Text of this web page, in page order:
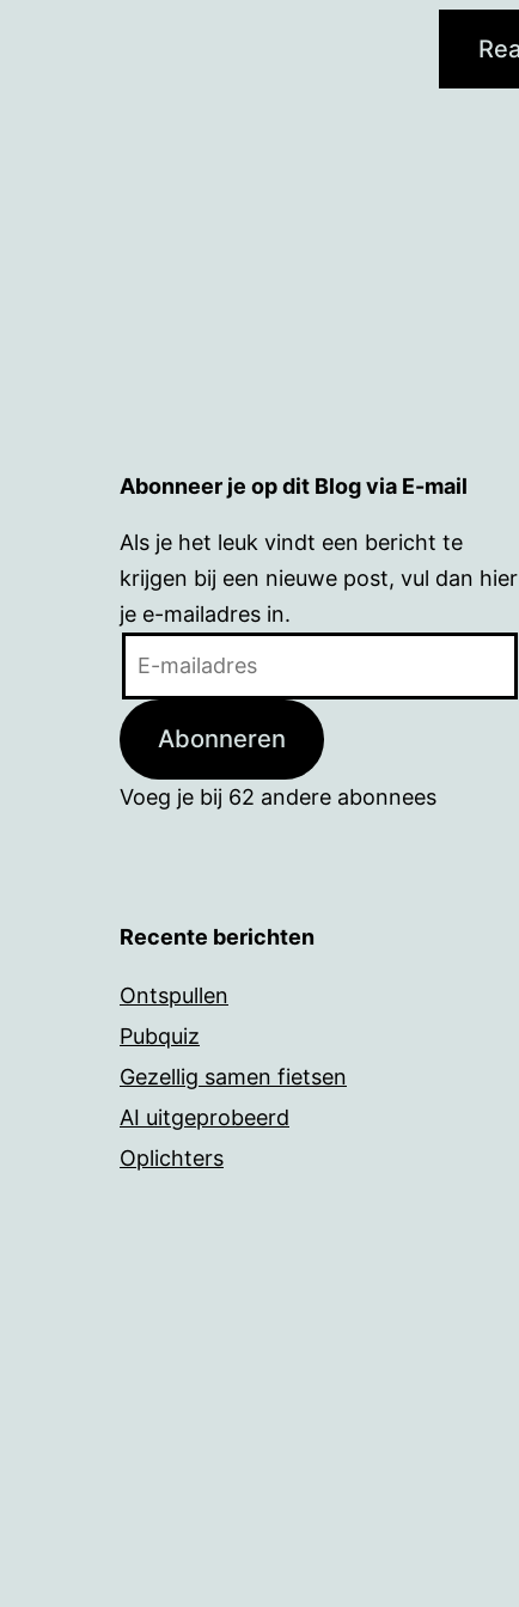
Abonneer je op dit Blog via E-mail
Als je het leuk vindt een bericht te
krijgen bij een nieuwe post, vul dan hier
je e-mailadres in.
Abonneren
Voeg je bij 62 andere abonnees
Recente berichten
Ontspullen
Pubquiz
Gezellig samen fietsen
AI uitgeprobeerd
Oplichters